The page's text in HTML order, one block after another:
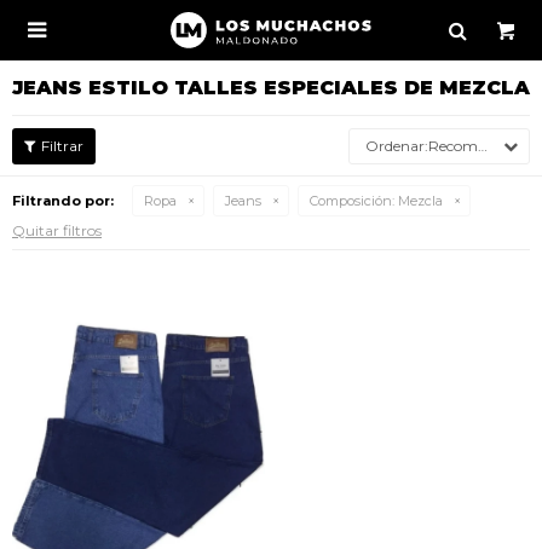

JEANS ESTILO TALLES ESPECIALES DE MEZCLA
Recomendados
Filtrando por: Ropa Jeans Composición: Mezcla
Quitar filtros